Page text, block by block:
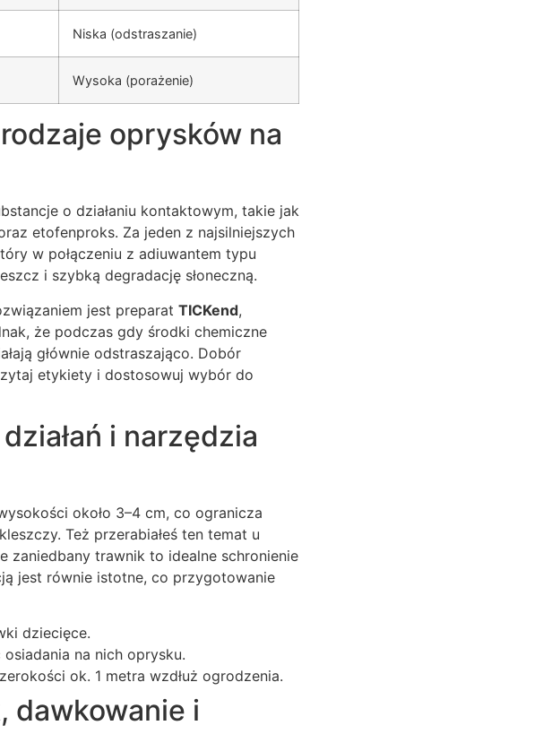
Niska (odstraszanie)
Wysoka (porażenie)
oprysków na
o działaniu kontaktowym, takie jak
etofenproks. Za jeden z najsilniejszych
w połączeniu z adiuwantem typu
i szybką degradację słoneczną.
jest preparat TICKend,
że podczas gdy środki chemiczne
głównie odstraszająco. Dobór
etykiety i dostosowuj wybór do
i narzędzia
około 3–4 cm, co ogranicza
Też przerabiałeś ten temat u
zaniedbany trawnik to idealne schronienie
jest równie istotne, co przygotowanie
dziecięce.
na nich oprysku.
ok. 1 metra wzdłuż ogrodzenia.
dawkowanie i